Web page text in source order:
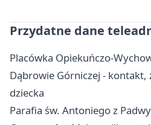
Przydatne dane
Placówka Opiekuńczo-
Dąbrowie Górniczej - kontakt,
dziecka
Parafia św. Antoniego z